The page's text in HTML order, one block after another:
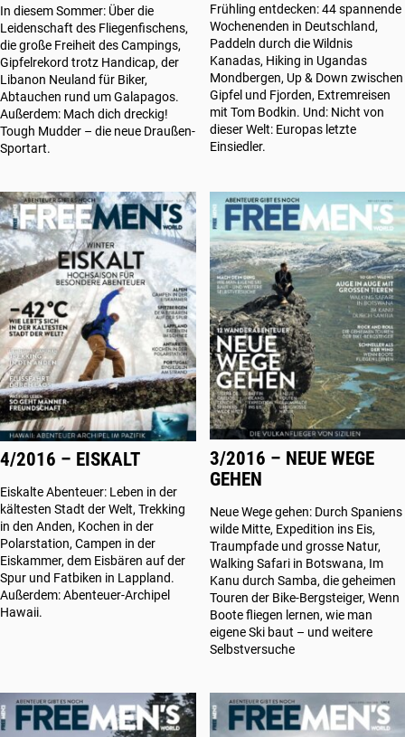
In diesem Sommer: Über die
Leidenschaft des Fliegenfischens,
die große Freiheit des Campings,
Gipfelrekord trotz Handicap, der
Libanon Neuland für Biker,
Abtauchen rund um Galapagos.
Außerdem: Mach dich dreckig!
Tough Mudder – die neue Draußen-
Sportart.
Frühling entdecken: 44 spannende
Wochenenden in Deutschland,
Paddeln durch die Wildnis
Kanadas, Hiking in Ugandas
Mondbergen, Up & Down zwischen
Gipfel und Fjorden, Extremreisen
mit Tom Bodkin. Und: Nicht von
dieser Welt: Europas letzte
Einsiedler.
4/2016 – EISKALT
Eiskalte Abenteuer: Leben in der
kältesten Stadt der Welt, Trekking
in den Anden, Kochen in der
Polarstation, Campen in der
Eiskammer, dem Eisbären auf der
Spur und Fatbiken in Lappland.
Außerdem: Abenteuer-Archipel
Hawaii.
3/2016 – NEUE WEGE
GEHEN
Neue Wege gehen: Durch Spaniens
wilde Mitte, Expedition ins Eis,
Traumpfade und grosse Natur,
Walking Safari in Botswana, Im
Kanu durch Samba, die geheimen
Touren der Bike-Bergsteiger, Wenn
Boote fliegen lernen, wie man
eigene Ski baut – und weitere
Selbstversuche